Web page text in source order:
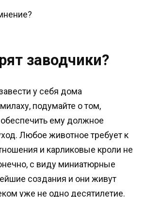
заводчики?
у себя дома
подумайте о том,
ему должное
Любое животное требует к
и карликовые кроли не
с виду миниатюрные
создания и они живут
уже не одно десятилетие.